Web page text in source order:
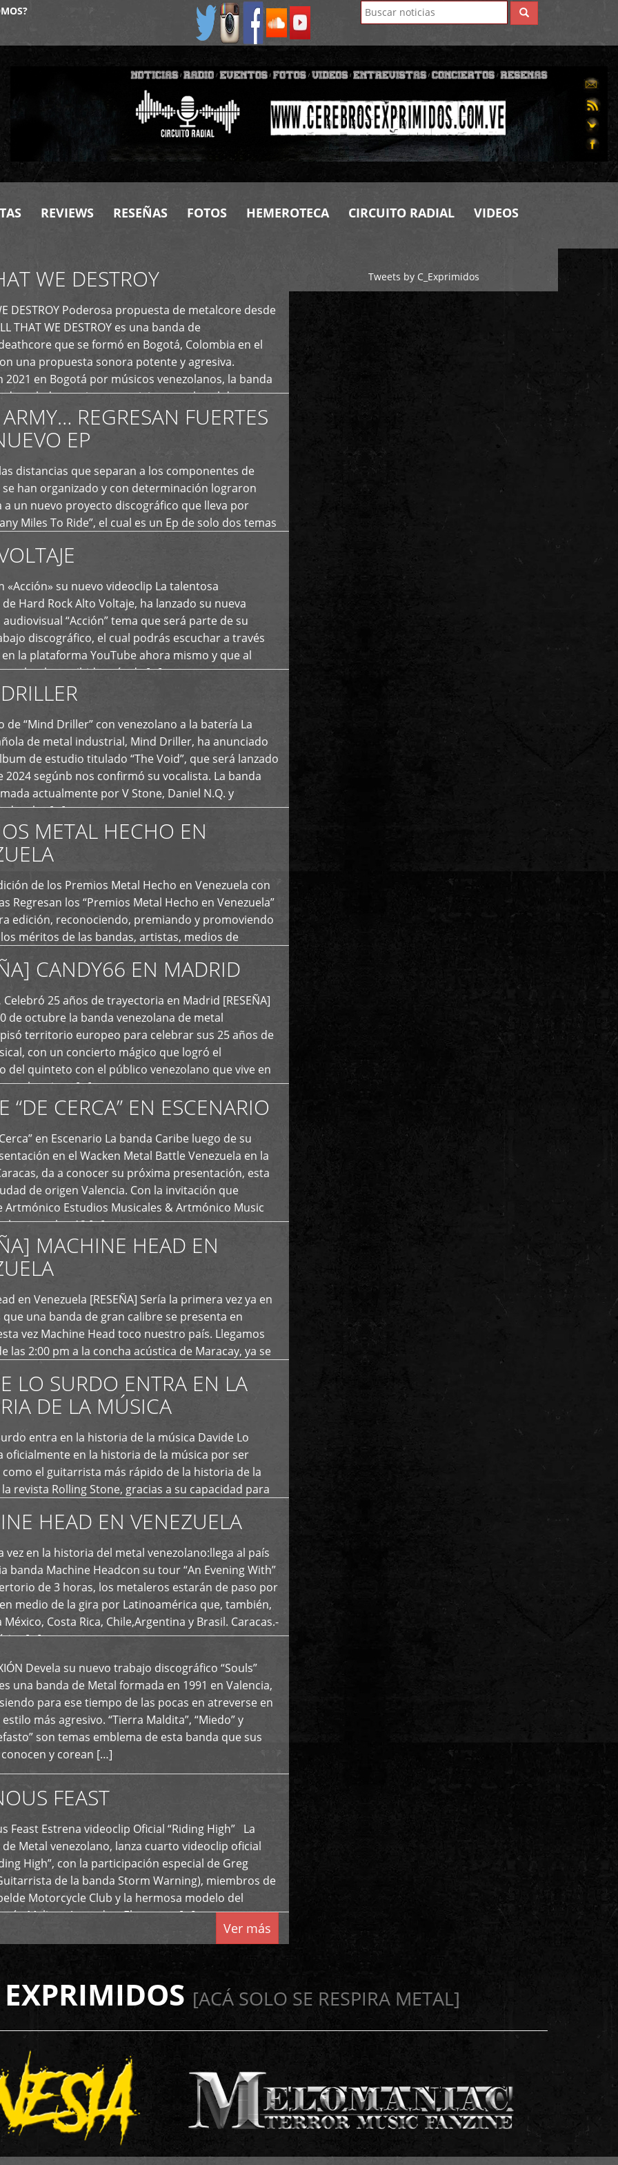
REVIEWS RESEÑAS FOTOS HEMEROTECA CIRCUITO RADIAL VIDEOS
WE DESTROY
DESTROY Poderosa propuesta de metalcore desde
THAT WE DESTROY es una banda de
que se formó en Bogotá, Colombia en el
una propuesta sonora potente y agresiva.
2021 en Bogotá por músicos venezolanos, la banda
demoledores, ritmos vertiginosos y breakdowns
creando […]REGRESAN FUERTES
EP
distancias que separan a los componentes de
se han organizado y con determinación lograron
a un nuevo proyecto discográfico que lleva por
Miles To Ride”, el cual es un Ep de solo dos temas
[…]
«Acción» su nuevo videoclip La talentosa
Hard Rock Alto Voltaje, ha lanzado su nueva
“Acción” tema que será parte de su
discográfico, el cual podrás escuchar a través
la plataforma YouTube ahora mismo y que al
ya ha recibido más de […]
de “Mind Driller” con venezolano a la batería La
de metal industrial, Mind Driller, ha anunciado
de estudio titulado “The Void”, que será lanzado
2024 segúnb nos confirmó su vocalista. La banda
actualmente por V Stone, Daniel N.Q. y
a las […]
METAL HECHO EN
de los Premios Metal Hecho en Venezuela con
Regresan los “Premios Metal Hecho en Venezuela”
edición, reconociendo, premiando y promoviendo
méritos de las bandas, artistas, medios de
tendencias del metal y […]
CANDY66 EN MADRID
Celebró 25 años de trayectoria en Madrid [RESEÑA]
de octubre la banda venezolana de metal
territorio europeo para celebrar sus 25 años de
con un concierto mágico que logró el
del quinteto con el público venezolano que vive en
que los sigue […]
“DE CERCA” EN ESCENARIO
en Escenario La banda Caribe luego de su
en el Wacken Metal Battle Venezuela en la
da a conocer su próxima presentación, esta
de origen Valencia. Con la invitación que
Artmónico Estudios Musicales & Artmónico Music
cumplen 12 […]
MACHINE HEAD EN
en Venezuela [RESEÑA] Sería la primera vez ya en
una banda de gran calibre se presenta en
vez Machine Head toco nuestro país. Llegamos
las 2:00 pm a la concha acústica de Maracay, ya se
LO SURDO ENTRA EN LA
DE LA MÚSICA
entra en la historia de la música Davide Lo
oficialmente en la historia de la música por ser
el guitarrista más rápido de la historia de la
revista Rolling Stone, gracias a su capacidad para
HEAD EN VENEZUELA
vez en la historia del metal venezolano:llega al país
banda Machine Headcon su tour “An Evening With”
de 3 horas, los metaleros estarán de paso por
medio de la gira por Latinoamérica que, también,
México, Costa Rica, Chile,Argentina y Brasil. Caracas.-
[…]
Devela su nuevo trabajo discográfico “Souls”
una banda de Metal formada en 1991 en Valencia,
para ese tiempo de las pocas en atreverse en
más agresivo. “Tierra Maldita”, “Miedo” y
son temas emblema de esta banda que sus
y corean […]
FEAST
Feast Estrena videoclip Oficial “Riding High” La
Metal venezolano, lanza cuarto videoclip oficial
High”, con la participación especial de Greg
de la banda Storm Warning), miembros de
Motorcycle Club y la hermosa modelo del
Melissa Acevedo. El potente […]
Ver más
Tweets by C_Exprimidos
EXPRIMIDOS [ACÁ SOLO SE RESPIRA METAL]